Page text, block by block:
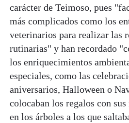
carácter de Teimoso, pues
más complicados como los
veterinarios para realizar las
rutinarias" y han recordado
los enriquecimientos
especiales, como las
aniversarios, Halloween o
colocaban los regalos con
en los árboles a los que